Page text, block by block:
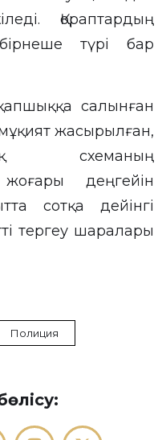
Қораптардың
түрі бар
салынған
жасырылған,
схеманың
деңгейін
сотқа дейінгі
тергеу шаралары
Полиция